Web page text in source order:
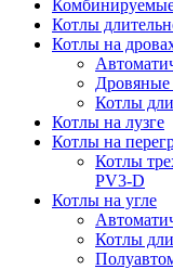
Котлы
Котлы на
Дровяные
Котлы
Котлы на лузге
Котлы на
Котлы
PV3-D
Котлы на угле
Котлы